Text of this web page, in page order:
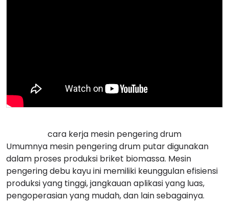
cara kerja mesin pengering drum
Umumnya mesin pengering drum putar digunakan
dalam proses produksi briket biomassa. Mesin
pengering debu kayu ini memiliki keunggulan efisiensi
produksi yang tinggi, jangkauan aplikasi yang luas,
pengoperasian yang mudah, dan lain sebagainya.